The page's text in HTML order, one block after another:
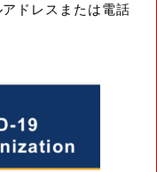
ドレスまたは電話